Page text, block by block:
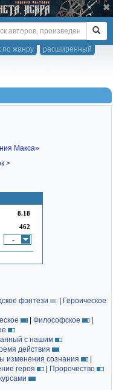
расширенный
по жанру
8.18
462
-
Макса»
>
фэнтези | Героическое
| Философское
|
с нашим
действия
изменения сознания
|
героя | Пророчество